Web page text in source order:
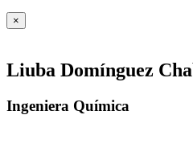
×
Liuba Domínguez
Ingeniera Química